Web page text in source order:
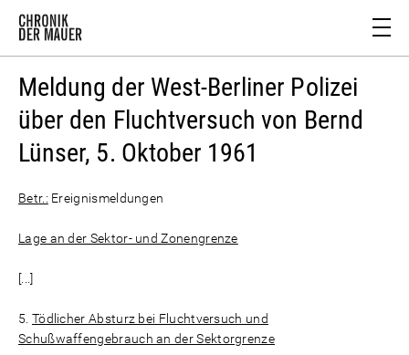
Meldung der West-Berliner Polizei
über den Fluchtversuch von Bernd
Lünser, 5. Oktober 1961
Betr.: Ereignismeldungen
Lage an der Sektor- und Zonengrenze
[...]
5. Tödlicher Absturz bei Fluchtversuch und
Schußwaffengebrauch an der Sektorgrenze